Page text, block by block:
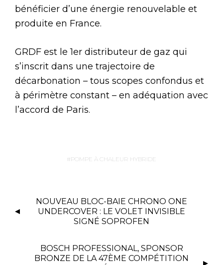
bénéficier d’une énergie renouvelable et
produite en France.
GRDF est le 1er distributeur de gaz qui
s’inscrit dans une trajectoire de
décarbonation – tous scopes confondus et
à périmètre constant – en adéquation avec
l’accord de Paris.
POMPE À CHALEUR HYBRIDE
NOUVEAU BLOC-BAIE CHRONO ONE
UNDERCOVER : LE VOLET INVISIBLE
SIGNÉ SOPROFEN
BOSCH PROFESSIONAL, SPONSOR
BRONZE DE LA 47ÈME COMPÉTITION